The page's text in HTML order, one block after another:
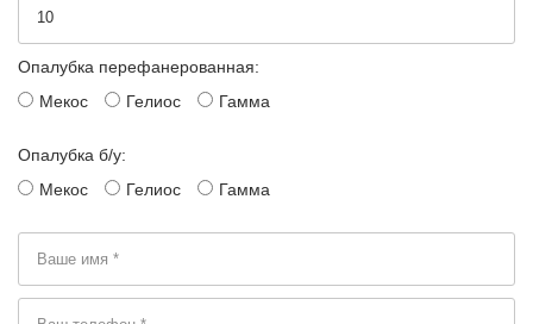
Опалубка перефанерованная:
Мекос
Гелиос Гамма
Опалубка б/у:
Мекос
Гелиос Гамма